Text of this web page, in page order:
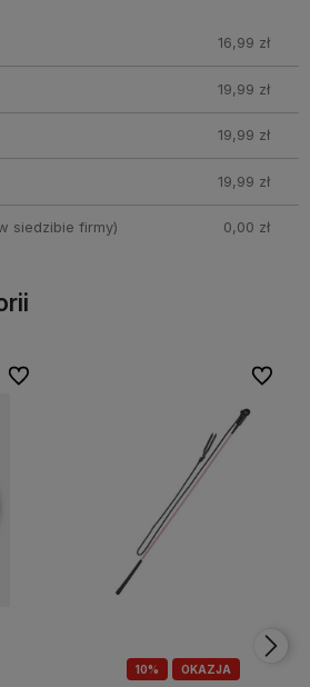
16,99 zł
19,99 zł
19,99 zł
19,99 zł
siedzibie firmy) 0,00 zł
Do ulubionych
Do ulubionych
10% OKAZJA
Do
Do